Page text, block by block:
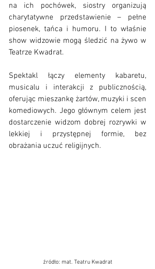
na ich pochówek, siostry organizują
charytatywne przedstawienie – pełne
piosenek, tańca i humoru. I to właśnie
show widzowie mogą śledzić na żywo w
Teatrze Kwadrat.
Spektakl łączy elementy kabaretu,
musicalu i interakcji z publicznością,
oferując mieszankę żartów, muzyki i scen
komediowych. Jego głównym celem jest
dostarczenie widzom dobrej rozrywki w
lekkiej i przystępnej formie, bez
obrażania uczuć religijnych.
źródło: mat. Teatru Kwadrat